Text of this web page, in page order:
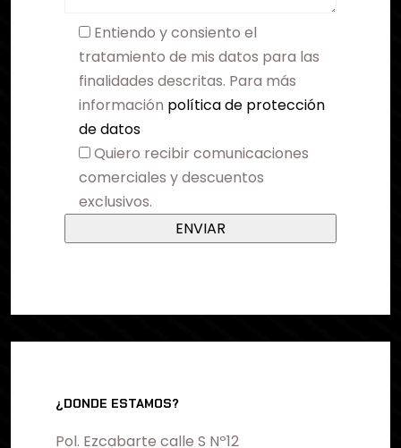
Entiendo y consiento el
tratamiento de mis datos para las
finalidades descritas. Para más
información política de protección
de datos
Quiero recibir comunicaciones
comerciales y descuentos
exclusivos.
¿DONDE ESTAMOS?
Pol. Ezcabarte calle S Nº12